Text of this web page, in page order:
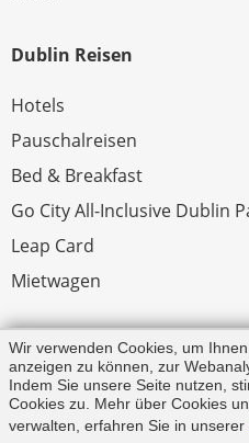
Dublin Reisen
Hotels
Pauschalreisen
Bed & Breakfast
Go City All-Inclusive Dublin
Leap Card
Mietwagen
Rechtliches
Impressum
© Copyright
Wir verwenden Cookies, um
anzeigen zu können, zur
Indem Sie unsere Seite nutzen,
Cookies zu. Mehr über Cookies
verwalten, erfahren Sie in unserer